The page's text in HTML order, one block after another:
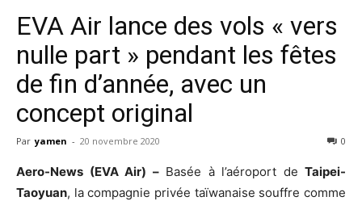
EVA Air lance des vols « vers
nulle part » pendant les fêtes
de fin d’année, avec un
concept original
Par yamen - 20 novembre 2020 0
Aero-News (EVA Air) –Basée à l’aéroport de Taipei-
Taoyuan, la compagnie privée taïwanaise souffre comme